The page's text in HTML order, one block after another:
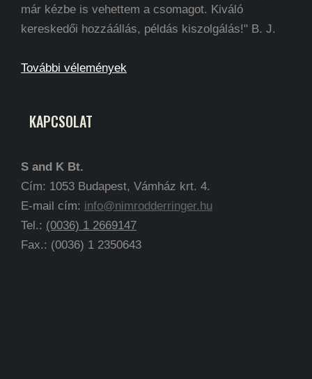
már kézbe is vehettem a csomagot. Kiváló
kereskedői hozzáállás, példás kiszolgálás!" B. J.
További vélemények
KAPCSOLAT
S and K Bt.
Cím: 1053 Budapest, Vámház krt. 4.
E-mail cím: info@nimrodderringer.hu
Tel.: (0036) 1 2669147
Fax.: (0036) 1 2350643